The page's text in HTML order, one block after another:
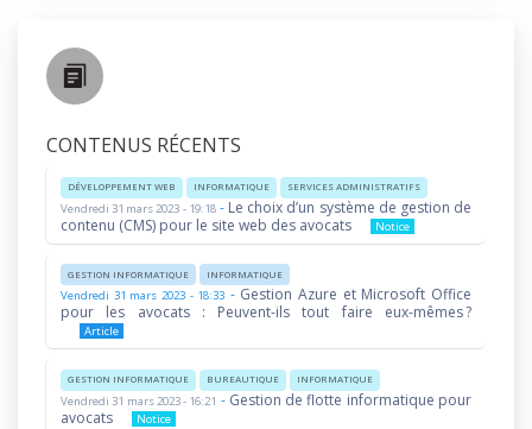
CONTENUS RÉCENTS
DÉVELOPPEMENT WEB INFORMATIQUE SERVICES ADMINISTRATIFS
Vendredi 31 mars 2023 - 19:18- Le choix d’un système de gestion de
contenu (CMS) pour le site web des avocats
Notice
GESTION INFORMATIQUE INFORMATIQUE
Vendredi 31 mars 2023 - 18:33 - Gestion Azure et Microsoft Office
pour les avocats : Peuvent-ils tout faire eux-mêmes ?
Article
GESTION INFORMATIQUE BUREAUTIQUE INFORMATIQUE
Vendredi 31 mars 2023 - 16:21 - Gestion de flotte informatique pour
avocats
Notice